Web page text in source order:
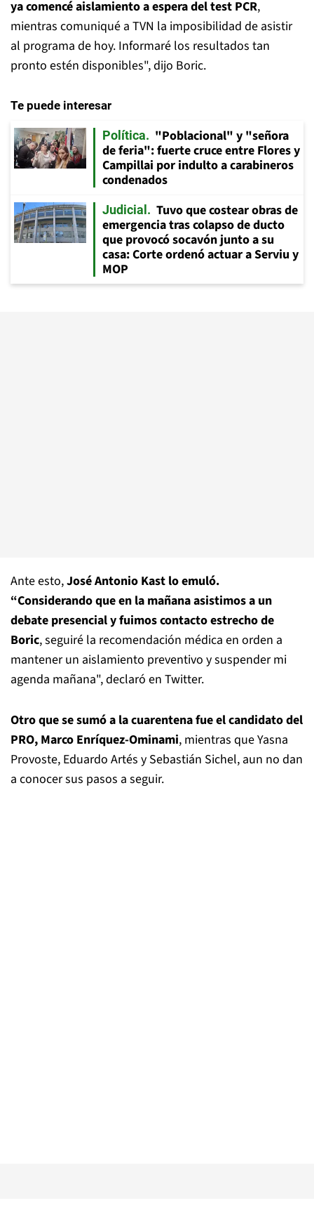
ya comencé aislamiento a espera del test PCR,
mientras comuniqué a TVN la imposibilidad de asistir
al programa de hoy. Informaré los resultados tan
pronto estén disponibles", dijo Boric.
Te puede interesar
Política
"Poblacional" y "señora
de feria": fuerte cruce entre Flores y
Campillai por indulto a carabineros
condenados
Judicial
Tuvo que costear obras de
emergencia tras colapso de ducto
que provocó socavón junto a su
casa: Corte ordenó actuar a Serviu y
MOP
Ante esto,José Antonio Kast lo emuló.
“Considerando que en la mañana asistimos a un
debate presencial y fuimos contacto estrecho de
Boric, seguiré la recomendación médica en orden a
mantener un aislamiento preventivo y suspender mi
agenda mañana", declaró en Twitter.
Otro que se sumó a la cuarentena fue el candidato del
PRO, Marco Enríquez-Ominami, mientras que Yasna
Provoste, Eduardo Artés y Sebastián Sichel, aun no dan
a conocer sus pasos a seguir.